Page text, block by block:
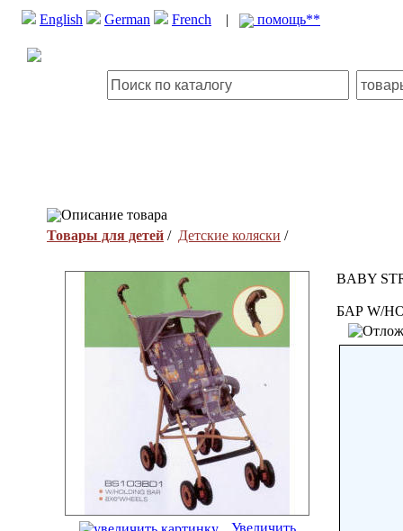
English German French | помощь**
Описание товара
Товары для детей / Детские коляски /
Увеличить
BABY
БАР W/